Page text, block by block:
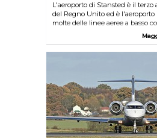
L'aeroporto di Stansted è il terzo
del Regno Unito ed è
molte delle linee aeree a basso
l'Europa e il Mediterraneo. Con
potete raggiungere la stazione
47 minuti. I treni partono ogni
alternativa, prenotate un
Stansted, tenete presente che: i
londinesi) non operano da
possiate prendere uno per